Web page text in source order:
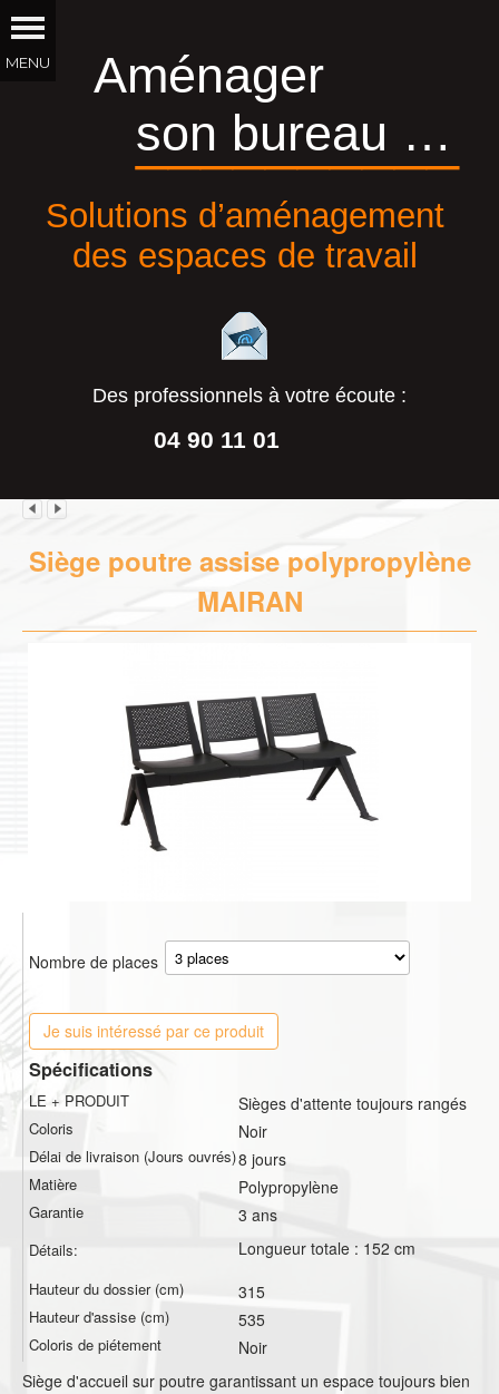
Aménager
son bureau …
Solutions d’aménagement
des espaces de travail
Des professionnels à votre écoute :
04 90 11 01
__________
Siège poutre assise polypropylène
MAIRAN
Nombre de places
Je suis intéressé par ce produit
Spécifications
LE + PRODUIT Sièges d'attente toujours rangés
Coloris Noir
Délai de livraison (Jours ouvrés)8 jours
Matière Polypropylène
Garantie 3 ans
Détails: Longueur totale : 152 cm
Hauteur du dossier (cm) 315
Hauteur d'assise (cm) 535
Coloris de piétement
Noir
Siège d'accueil sur poutre garantissant un espace toujours bien